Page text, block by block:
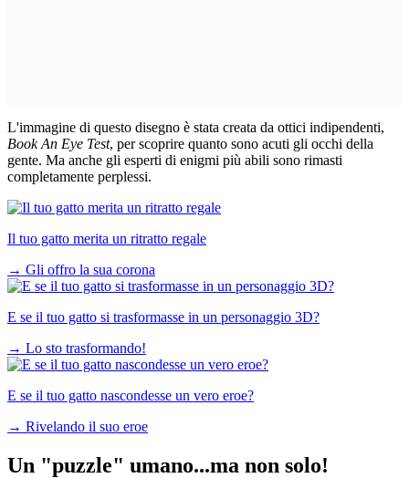
L'immagine di questo disegno è stata creata da ottici indipendenti,
Book An Eye Test, per scoprire quanto sono acuti gli occhi della
gente. Ma anche gli esperti di enigmi più abili sono rimasti
completamente perplessi.
Il tuo gatto merita un ritratto regale
→ Gli offro la sua corona
E se il tuo gatto si trasformasse in un personaggio 3D?
→ Lo sto trasformando!
E se il tuo gatto nascondesse un vero eroe?
→ Rivelando il suo eroe
Un "puzzle" umano...ma non solo!